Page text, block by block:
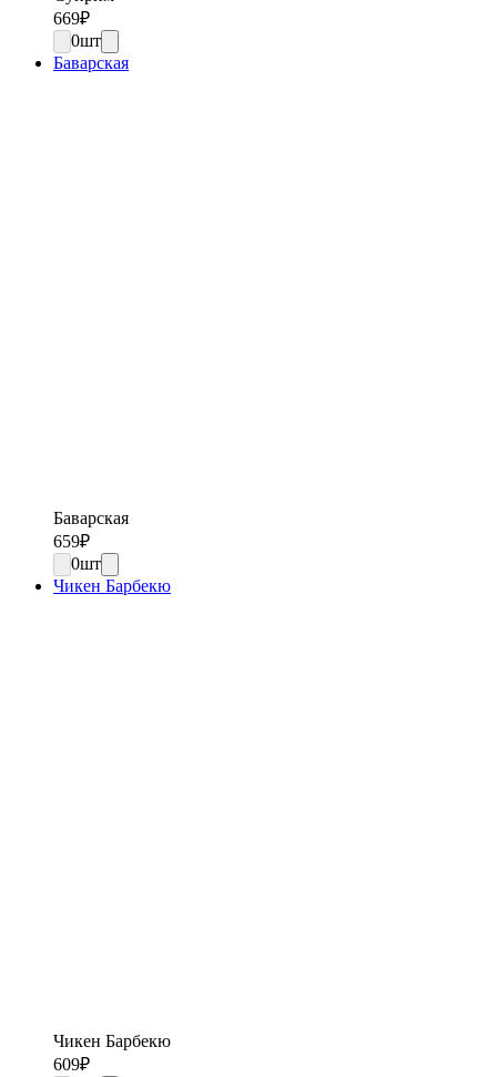
669₽
0шт
Баварская
Баварская
659₽
0шт
Чикен Барбекю
Чикен Барбекю
609₽